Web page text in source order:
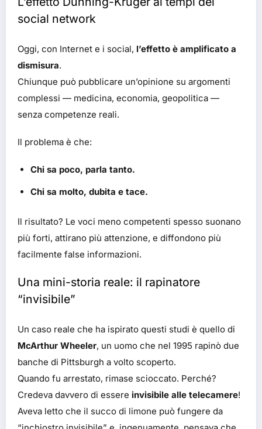
social network
Oggi, con Internet e i social, l’effetto è amplificato a
dismisura.
Chiunque può pubblicare un’opinione su argomenti
complessi — medicina, economia, geopolitica —
senza competenze reali.
Il problema è che:
Chi sa poco, parla tanto.
Chi sa molto, dubita e tace.
Il risultato? Le voci meno competenti spesso suonano
più forti, attirano più attenzione, e diffondono più
facilmente false informazioni.
Una mini-storia reale: il rapinatore
“invisibile”
Un caso reale che ha ispirato questi studi è quello di
McArthur Wheeler, un uomo che nel 1995 rapinò due
banche di Pittsburgh a volto scoperto.
Quando fu arrestato, rimase scioccato. Perché?
Credeva davvero di essere invisibile alle telecamere!
Aveva letto che il succo di limone può fungere da